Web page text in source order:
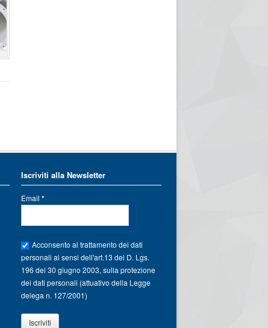
Iscriviti alla Newsletter
Email*
Acconsento al trattamento dei dati
personali ai sensi dell'art.13 del D. Lgs.
196 del 30 giugno 2003, sulla protezione
dei dati personali (attuativo della Legge
delega n. 127/2001)